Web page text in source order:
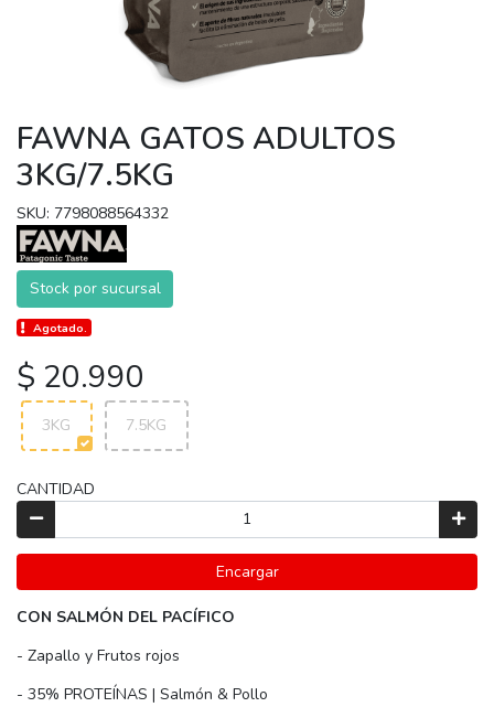
FAWNA GATOS ADULTOS
3KG/7.5KG
SKU: 7798088564332
Stock por sucursal
Agotado.
$ 20.990
3KG 7.5KG
CANTIDAD
Encargar
CON SALMÓN DEL PACÍFICO
- Zapallo y Frutos rojos
- 35% PROTEÍNAS | Salmón & Pollo